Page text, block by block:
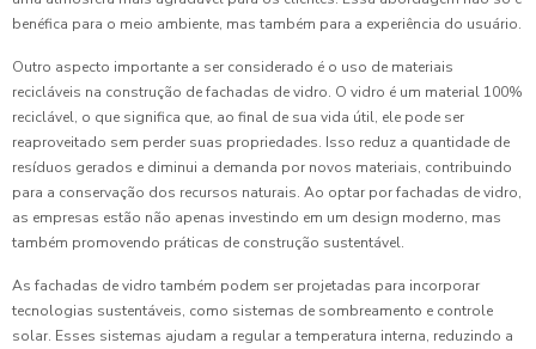
benéfica para o meio ambiente, mas também para a experiência do usuário.
Outro aspecto importante a ser considerado é o uso de materiais
recicláveis na construção de fachadas de vidro. O vidro é um material 100%
reciclável, o que significa que, ao final de sua vida útil, ele pode ser
reaproveitado sem perder suas propriedades. Isso reduz a quantidade de
resíduos gerados e diminui a demanda por novos materiais, contribuindo
para a conservação dos recursos naturais. Ao optar por fachadas de vidro,
as empresas estão não apenas investindo em um design moderno, mas
também promovendo práticas de construção sustentável.
As fachadas de vidro também podem ser projetadas para incorporar
tecnologias sustentáveis, como sistemas de sombreamento e controle
solar. Esses sistemas ajudam a regular a temperatura interna, reduzindo a